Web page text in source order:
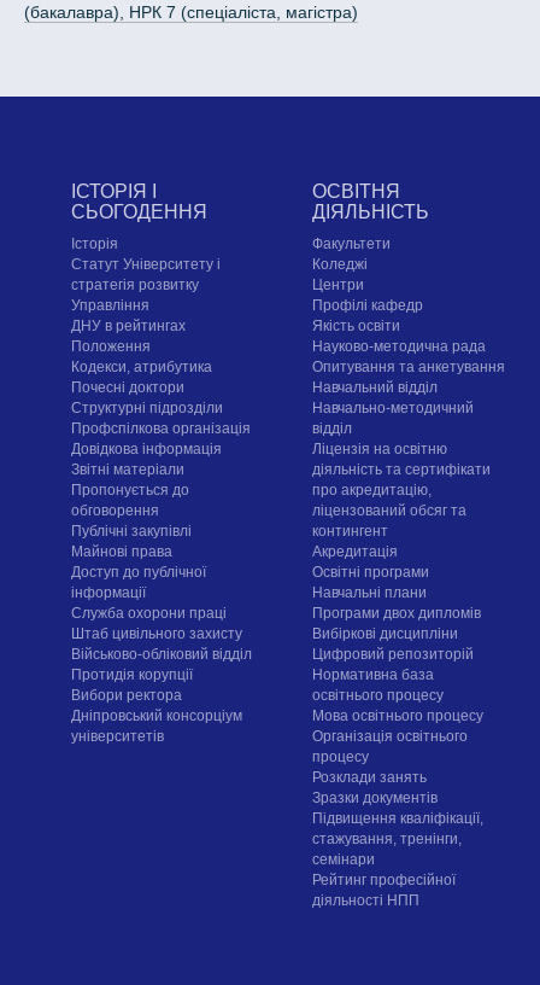
(бакалавра), НРК 7 (спеціаліста, магістра)
ІСТОРІЯ І
СЬОГОДЕННЯ
Історія
Статут Університету і
стратегія розвитку
Управління
ДНУ в рейтингах
Положення
Кодекси, атрибутика
Почесні доктори
Структурні підрозділи
Профспілкова організація
Довідкова інформація
Звітні матеріали
Пропонується до
обговорення
Публічні закупівлі
Майнові права
Доступ до публічної
інформації
Служба охорони праці
Штаб цивільного захисту
Військово-обліковий відділ
Протидія корупції
Вибори ректора
Дніпровський консорціум
університетів
ОСВІТНЯ
ДІЯЛЬНІСТЬ
Факультети
Коледжі
Центри
Профілі кафедр
Якість освіти
Науково-методична рада
Опитування та анкетування
Навчальний відділ
Навчально-методичний
відділ
Ліцензія на освітню
діяльність та сертифікати
про акредитацію,
ліцензований обсяг та
контингент
Акредитація
Освітні програми
Навчальні плани
Програми двох дипломів
Вибіркові дисципліни
Цифровий репозиторій
Нормативна база
освітнього процесу
Мова освітнього процесу
Організація освітнього
процесу
Розклади занять
Зразки документів
Підвищення кваліфікації,
стажування, тренінги,
семінари
Рейтинг професійної
діяльності НПП